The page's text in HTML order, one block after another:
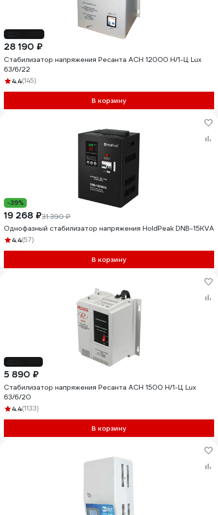
28 190 ₽
Стабилизатор напряжения Ресанта АСН 12000 Н/1-Ц Lux
63/6/22
4.4(145)
В корзину
-39%
19 268 ₽31 390 ₽
Однофазный стабилизатор напряжения HoldPeak DNB-15KVA
4.4(57)
В корзину
5 890 ₽
Стабилизатор напряжения Ресанта АСН 1500 Н/1-Ц Lux
63/6/20
4.4(1133)
В корзину